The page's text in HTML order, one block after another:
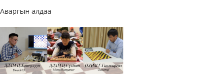
Аваргын алдаа